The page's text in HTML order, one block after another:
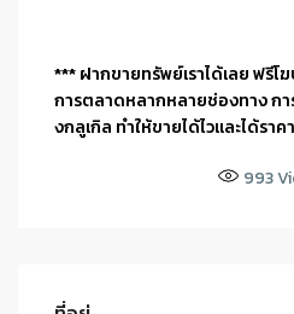
*** ฝากขายทรัพย์เราได้เลย ฟ
การตลาดหลากหลายช่องทาง ก
งกลูเกิล ทำให้ขายได้ไวและได้ราค
993